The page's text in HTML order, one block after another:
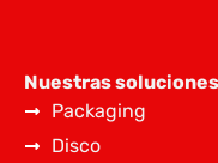
Nuestras soluciones
Packaging
Disco